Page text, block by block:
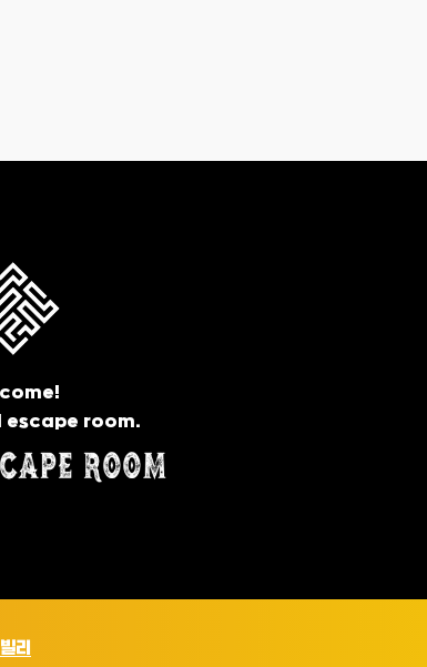
escape room.
리